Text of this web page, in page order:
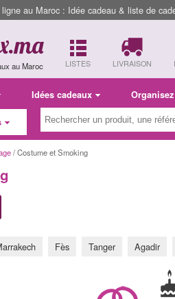
au Maroc : Idée cadeau & liste de
au Maroc LISTES LIVRAISON
Idées cadeaux
/ Costume et Smoking
Fès Tanger Agadir